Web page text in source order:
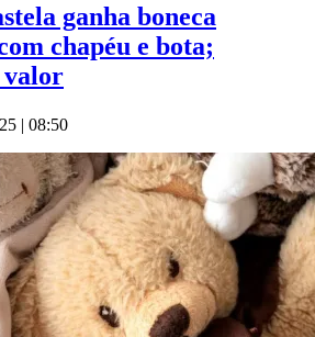
ganha boneca
chapéu e bota;
valor
| 08:50